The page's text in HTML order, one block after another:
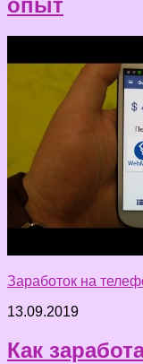
опыт
Заработок на
13.09.2019
Как